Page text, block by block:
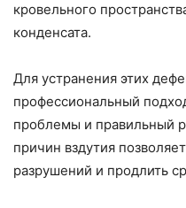
кровельного
конденсата.
Для устранения этих
профессиональный
проблемы и правильный
причин вздутия
разрушений и продлить